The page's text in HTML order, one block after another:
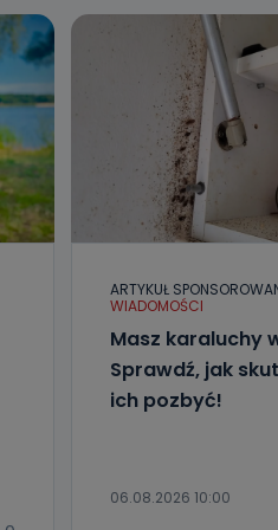
ARTYKUŁ
WIADOMOŚCI
Masz karaluchy
Sprawdź, jak
ich pozbyć!
06.08.2026 10:00